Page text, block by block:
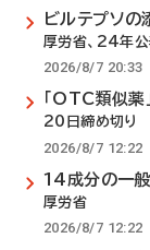
ビルテプソの
厚労省、24年
2026/8/7 20:33
「OTC類似薬
20日締め切り
2026/8/7 12:22
14成分の一
厚労省
2026/8/7 12:22